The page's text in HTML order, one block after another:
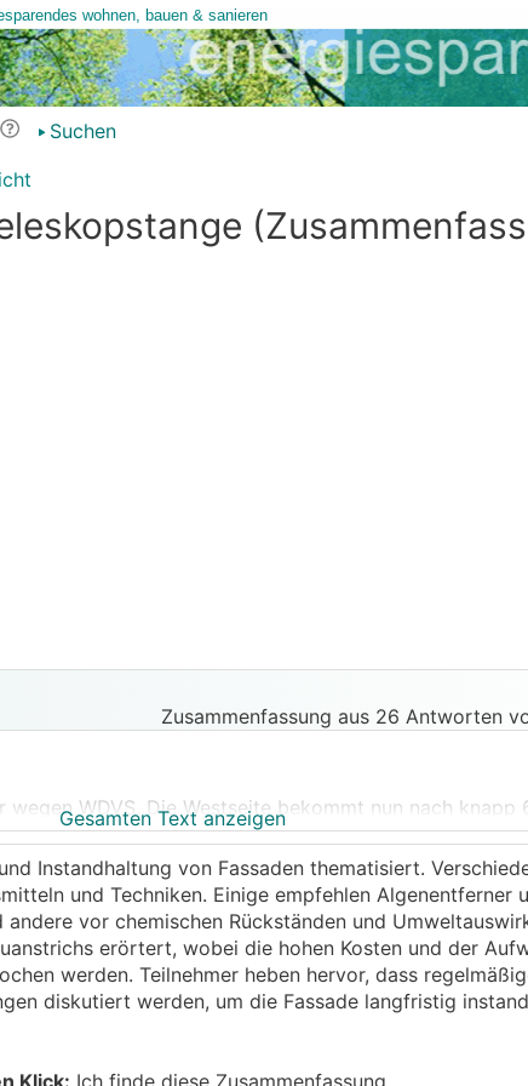
Suchen
Zusammenfassung aus 26 Antworten
wegenWDVS . Die Westseite bekommt nun nach knapp
eigentlich nicht wieder ein Alugerüst herankarren und
zu holen:
nicht weg gehen, würd ich es zuerst mit
Chlorreiniger gehen (damit hab ich an anderer,
gemacht, siehe hier:https://
55713_1
Wasser zu Reiniger spielen. Denke nicht, dass
der bei der Teleskopstange dabei ist, beliebig
Gesamten Text anzeigen
Instandhaltung von Fassaden thematisiert.
und Techniken. Einige empfehlen Algenentferner
vor chemischen Rückständen und
erörtert, wobei die hohen Kosten und der
werden. Teilnehmer heben hervor, dass
diskutiert werden, um die Fassade langfristig
Klick: Ich finde diese Zusammenfassung